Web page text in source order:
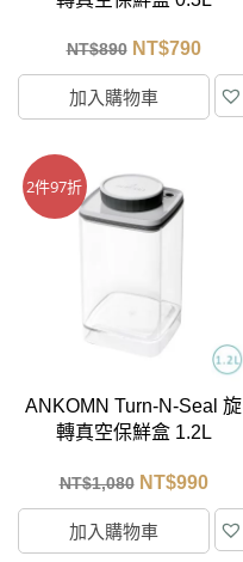
NT$890 NT$790
加入購物車
2件97折
ANKOMN Turn-N-Seal 旋
轉真空保鮮盒 1.2L
NT$1,080 NT$990
加入購物車